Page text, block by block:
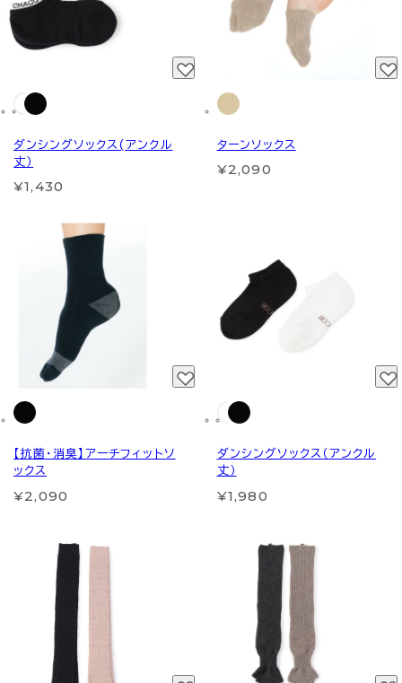
ダンシングソックス(アンクル
丈）
¥1,430
ターンソックス
¥2,090
【抗菌・消臭】アーチフィットソ
ックス
¥2,090
ダンシングソックス（アンクル
丈）
¥1,980